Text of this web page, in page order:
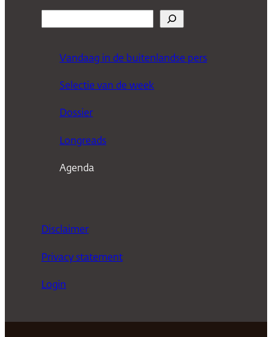
Vandaag in de buitenlandse pers
Selectie van de week
Dossier
Longreads
Agenda
Disclaimer
Privacy statement
Login